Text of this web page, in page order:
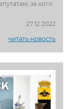
за кого
27.12.2022
читать новость